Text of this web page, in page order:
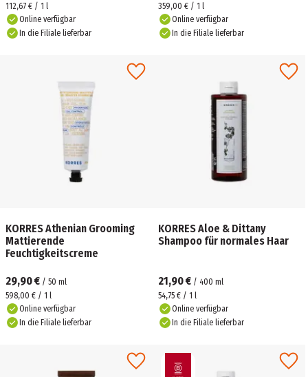
112,67 € / 1 l
Online verfügbar
In die Filiale lieferbar
359,00 € / 1 l
Online verfügbar
In die Filiale lieferbar
KORRES Athenian Grooming
Mattierende
Feuchtigkeitscreme
29,90 € / 50 ml
598,00 € / 1 l
Online verfügbar
In die Filiale lieferbar
KORRES Aloe & Dittany
Shampoo für normales Haar
21,90 € / 400 ml
54,75 € / 1 l
Online verfügbar
In die Filiale lieferbar